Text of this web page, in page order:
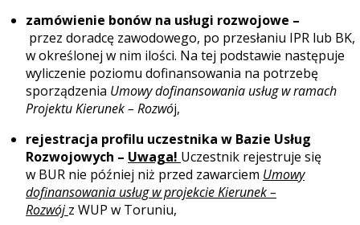
zamówienie bonów na usługi rozwojowe –
przez doradcę zawodowego, po przesłaniu IPR lub BK,
w określonej w nim ilości. Na tej podstawie następuje
wyliczenie poziomu dofinansowania na potrzebę
sporządzenia Umowy dofinansowania usług w ramach
Projektu Kierunek – Rozwój,
rejestracja profilu uczestnika w Bazie Usług
Rozwojowych – Uwaga! Uczestnik rejestruje się
w BUR nie później niż przed zawarciem Umowy
dofinansowania usług w projekcie Kierunek –
Rozwójz WUP w Toruniu,